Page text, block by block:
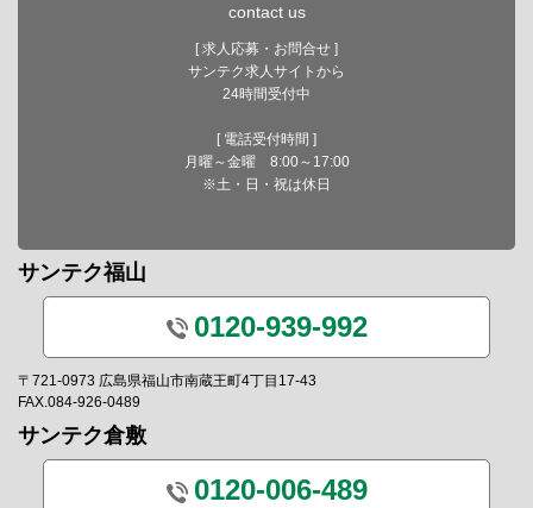
contact us
[ 求人応募・お問合せ ]
サンテク求人サイトから
24時間受付中
[ 電話受付時間 ]
月曜～金曜 8:00～17:00
※土・日・祝は休日
サンテク福山
0120-939-992
〒721-0973 広島県福山市南蔵王町4丁目17-43
FAX.084-926-0489
サンテク倉敷
0120-006-489